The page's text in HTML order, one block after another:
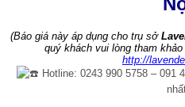
(Báo giá này áp dụng cho trụ sở
quý khách vui lòng tham
http://
Hotline: 0243 990 5758 – 091